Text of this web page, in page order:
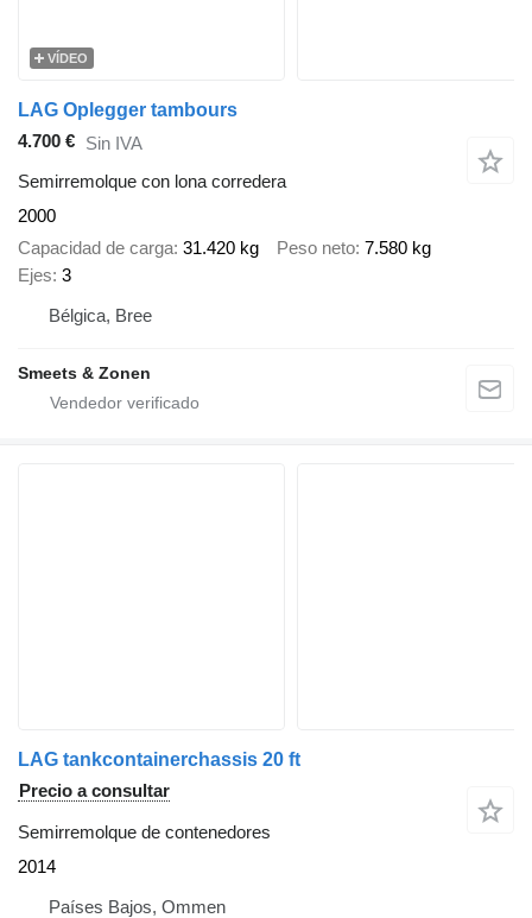
VÍDEO
LAG Oplegger tambours
4.700 € Sin IVA
Semirremolque con lona corredera
2000
Capacidad de carga 31.420 kg Peso neto 7.580 kg
Ejes 3
Bélgica, Bree
Smeets & Zonen
LAG tankcontainerchassis 20 ft
Precio a consultar
Semirremolque de contenedores
2014
Países Bajos, Ommen